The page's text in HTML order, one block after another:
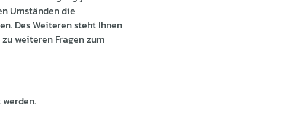
Umständen die
Des Weiteren steht Ihnen
weiteren Fragen zum